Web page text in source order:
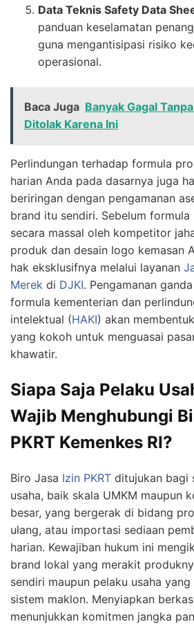
Data Teknis Safety Data
panduan keselamatan
guna mengantisipasi risiko
operasional.
Baca Juga Banyak Gagal
Ditolak Karena Ini
Perlindungan terhadap formula
harian Anda pada dasarnya juga
beriringan dengan pengamanan
brand itu sendiri. Sebelum
secara massal oleh kompetitor
produk dan desain logo kemasan
hak eksklusifnya melalui layanan
Merek di DJKI. Pengamanan
formula kementerian dan
intelektual (HAKI) akan
yang kokoh untuk menguasai
khawatir.
Siapa Saja Pelaku
Wajib Menghubungi
PKRT Kemenkes RI?
Biro Jasa Izin PKRT ditujukan bagi
usaha, baik skala UMKM maupun
besar, yang bergerak di bidang
ulang, atau importasi sediaan
harian. Kewajiban hukum ini
brand lokal yang merakit
sendiri maupun pelaku usaha
sistem maklon. Menyiapkan
menunjukkan komitmen jangka